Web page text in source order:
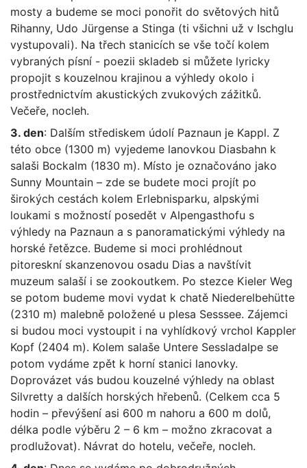
mosty a budeme se moci ponořit do světových hitů
Rihanny, Udo Jürgense a Stinga (ti všichni už v Ischglu
vystupovali). Na třech stanicích se vše točí kolem
vybraných písní - poezii skladeb si můžete lyricky
propojit s kouzelnou krajinou a výhledy okolo i
prostřednictvím akustických zvukových zážitků.
Večeře, nocleh.
3. den: Dalším střediskem údolí Paznaun je Kappl. Z
této obce (1300 m) vyjedeme lanovkou Diasbahn k
salaši Bockalm (1830 m). Místo je označováno jako
Sunny Mountain – zde se budete moci projít po
širokých cestách kolem Erlebnisparku, alpskými
loukami s možností posedět v Alpengasthofu s
výhledy na Paznaun a s panoramatickými výhledy na
horské řetězce. Budeme si moci prohlédnout
pitoreskní skanzenovou osadu Dias a navštívit
muzeum salaší i se zookoutkem. Po stezce Kieler Weg
se potom budeme movi vydat k chatě Niederelbehütte
(2310 m) malebně položené u plesa Sesssee. Zájemci
si budou moci vystoupit i na vyhlídkový vrchol Kappler
Kopf (2404 m). Kolem salaše Untere Sessladalpe se
potom vydáme zpět k horní stanici lanovky.
Doprovázet vás budou kouzelné výhledy na oblast
Silvretty a dalších horských hřebenů. (Celkem cca 5
hodin – převýšení asi 600 m nahoru a 600 m dolů,
délka podle výběru 2 – 6 km – možno zkracovat a
prodlužovat). Návrat do hotelu, večeře, nocleh.